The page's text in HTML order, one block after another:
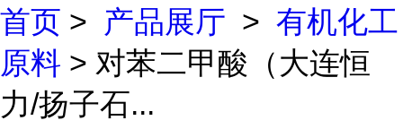
首页 > 产品展厅 > 有机化工
原料 > 对苯二甲酸（大连恒
力/扬子石...